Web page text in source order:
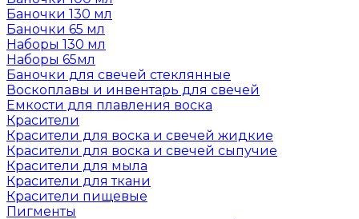
Баночки 130 мл
Баночки 65 мл
Наборы 130 мл
Наборы 65мл
Баночки для свечей стеклянные
Воскоплавы и инвентарь для свечей
Емкости для плавления воска
Красители
Красители для воска и свечей жидкие
Красители для воска и свечей сыпучие
Красители для мыла
Красители для ткани
Красители пищевые
Пигменты